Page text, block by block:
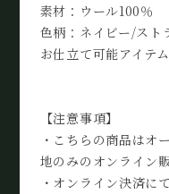
素材：ウール100％
色柄：ネイビー/スト
お仕立て可能アイテ
【注意事項】
・こちらの商品はオ
地のみのオンライン
・オンライン決済に